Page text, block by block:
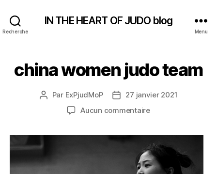
Recherche
IN THE HEART OF JUDO blog
Menu
china women judo team
Auteur
Par ExPjudMoP
Date27 janvier 2021
Aucun commentairesur
judo
team